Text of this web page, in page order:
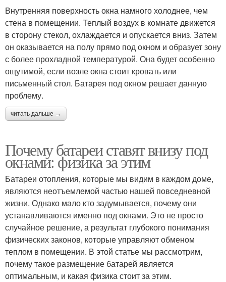
Внутренняя поверхность окна намного холоднее, чем
стена в помещении. Теплый воздух в комнате движется
в сторону стекол, охлаждается и опускается вниз. Затем
он оказывается на полу прямо под окном и образует зону
с более прохладной температурой. Она будет особенно
ощутимой, если возле окна стоит кровать или
письменный стол. Батарея под окном решает данную
проблему.
читать дальше →
Почему батареи ставят внизу под
окнами: физика за этим
Батареи отопления, которые мы видим в каждом доме,
являются неотъемлемой частью нашей повседневной
жизни. Однако мало кто задумывается, почему они
устанавливаются именно под окнами. Это не просто
случайное решение, а результат глубокого понимания
физических законов, которые управляют обменом
теплом в помещении. В этой статье мы рассмотрим,
почему такое размещение батарей является
оптимальным, и какая физика стоит за этим.